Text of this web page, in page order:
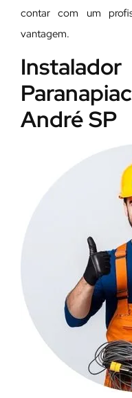
contar com um
vantagem.
André SP